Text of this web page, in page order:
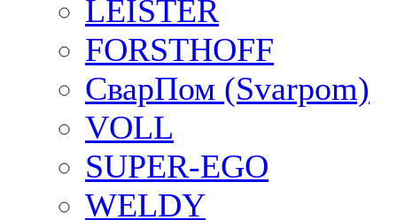
LEISTER
FORSTHOFF
СварПом (Svarpom)
VOLL
SUPER-EGO
WELDY